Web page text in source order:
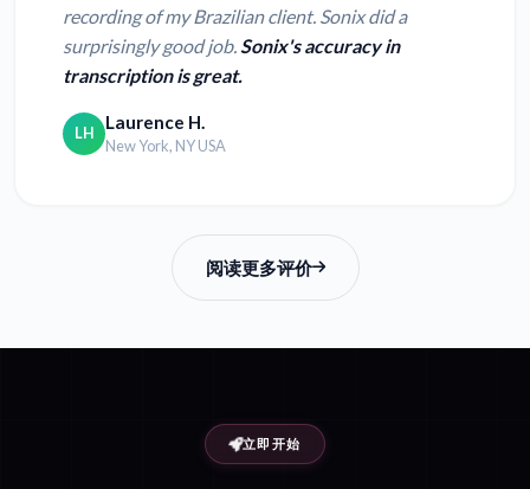
recording of my Brazilian client. Sonix did a
surprisingly good job.Sonix's accuracy in
transcription is great.
LH Laurence H.
New York, NY USA
阅读更多评价
立即开始